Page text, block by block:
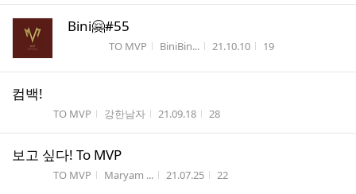
Bini🤗#55
TO MVP 작성자
BiniBin... 작성시간
21.10.10 조회수
19
컴백!
TO MVP 작성자
강한남자 작성시간
21.09.18 조회수
28
보고 싶다! To MVP
TO MVP 작성자
Maryam ... 작성시간
21.07.25 조회수
22